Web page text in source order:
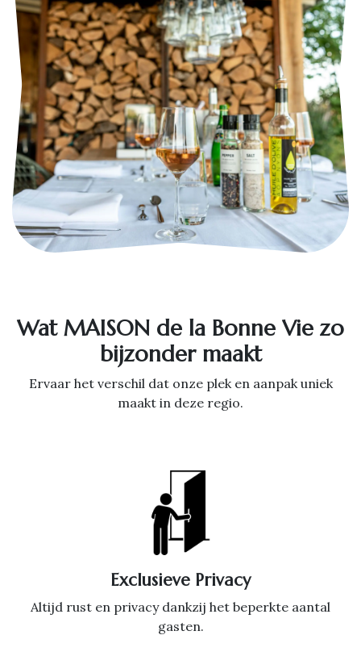
Wat MAISON de la Bonne Vie zo
bijzonder maakt
Ervaar het verschil dat onze plek en aanpak uniek
maakt in deze regio.
Exclusieve Privacy
Altijd rust en privacy dankzij het beperkte aantal
gasten.